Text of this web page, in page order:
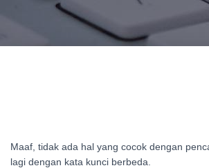
Maaf, tidak ada hal yang cocok dengan
lagi dengan kata kunci berbeda.